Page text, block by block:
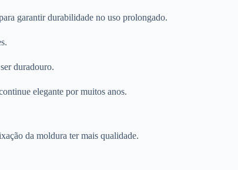
garantir durabilidade no uso prolongado.
duradouro.
elegante por muitos anos.
da moldura ter mais qualidade.